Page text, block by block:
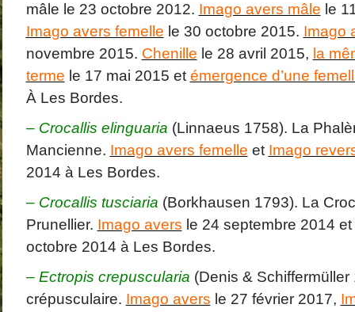
mâle le 23 octobre 2012. Imago avers mâle le
Imago avers femelle le 30 octobre 2015. Imago
novembre 2015. Chenille le 28 avril 2015, la
terme le 17 mai 2015 et émergence d’une
À Les Bordes.
– Crocallis elinguaria (Linnaeus 1758). La
Mancienne. Imago avers femelle et Imago
2014 à Les Bordes.
– Crocallis tusciaria (Borkhausen 1793). La
Prunellier. Imago avers le 24 septembre 2014 et
octobre 2014 à Les Bordes.
– Ectropis crepuscularia (Denis &
crépusculaire. Imago avers le 27 février 2017,